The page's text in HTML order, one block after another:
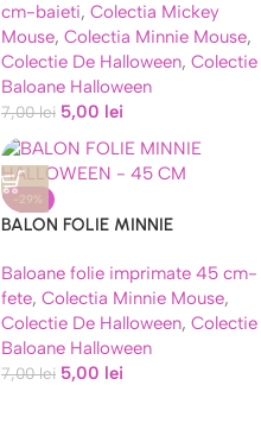
cm-baieti, Colectia Mickey
Mouse, Colectia Minnie Mouse,
Colectie De Halloween, Colectie
Baloane Halloween
7,00lei 5,00 lei
-29%
BALON FOLIE MINNIE
Baloane folie imprimate 45 cm-
fete, Colectia Minnie Mouse,
Colectie De Halloween, Colectie
Baloane Halloween
7,00lei 5,00 lei